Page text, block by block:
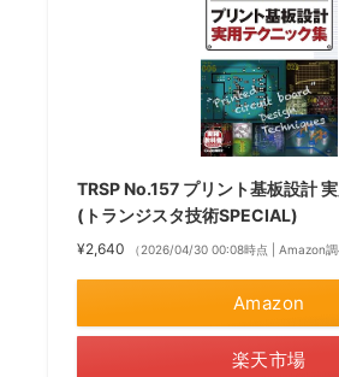
TRSP No.157 プリント基板設計
(トランジスタ技術SPECIAL)
¥2,640 （2026/04/30 00:08時点 | Amazon調
Amazon
楽天市場